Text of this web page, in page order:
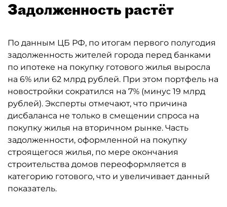
Задолженность растёт
По данным ЦБ РФ, по итогам первого полугодия
задолженность жителей города перед банками
по ипотеке на покупку готового жилья выросла
на 6% или 62 млрд рублей. При этом портфель на
новостройки сократился на 7% (минус 19 млрд
рублей). Эксперты отмечают, что причина
дисбаланса не только в смещении спроса на
покупку жилья на вторичном рынке. Часть
задолженности, оформленной на покупку
строящегося жилья, по мере окончания
строительства домов переоформляется в
категорию готового, что и увеличивает данный
показатель.